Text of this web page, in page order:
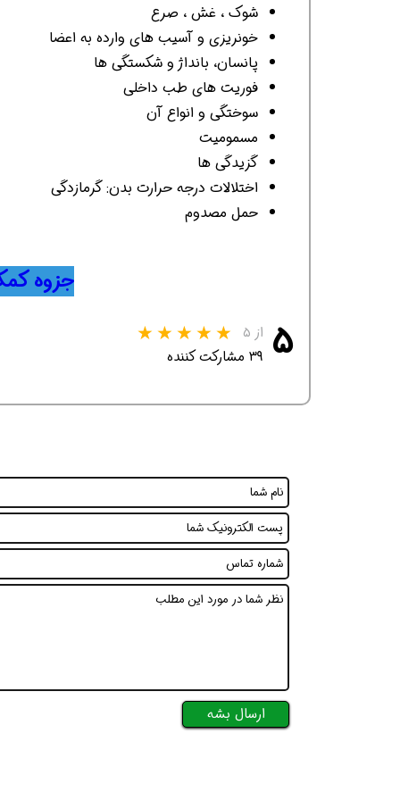
شوک ، غش ، صرع
خونریزی و آسیب های وارده به اعضا
پانسان، بانداژ و شکستگی ها
فوریت های طب داخلی
سوختگی و انواع آن
مسمومیت
گزیدگی ها
اختلالات درجه حرارت بدن: گرمازدگی
حمل مصدوم
جزوه
۵ از ۵
۳۹ مشارکت کننده
ارسال بشه
همین حالا بگیرش همین حالا بگیرش